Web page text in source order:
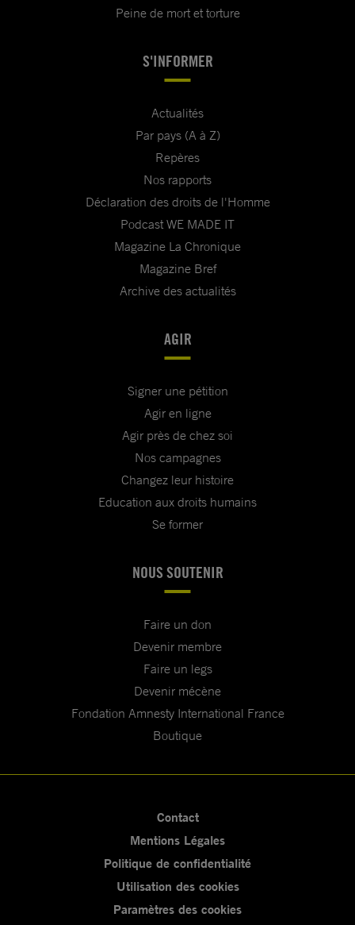
Peine de mort et torture
S'INFORMER
Actualités
Par pays (A à Z)
Repères
Nos rapports
Déclaration des droits de l'Homme
Podcast WE MADE IT
Magazine La Chronique
Magazine Bref
Archive des actualités
AGIR
Signer une pétition
Agir en ligne
Agir près de chez soi
Nos campagnes
Changez leur histoire
Education aux droits humains
Se former
NOUS SOUTENIR
Faire un don
Devenir membre
Faire un legs
Devenir mécène
Fondation Amnesty International France
Boutique
Contact
Mentions Légales
Politique de confidentialité
Utilisation des cookies
Paramètres des cookies